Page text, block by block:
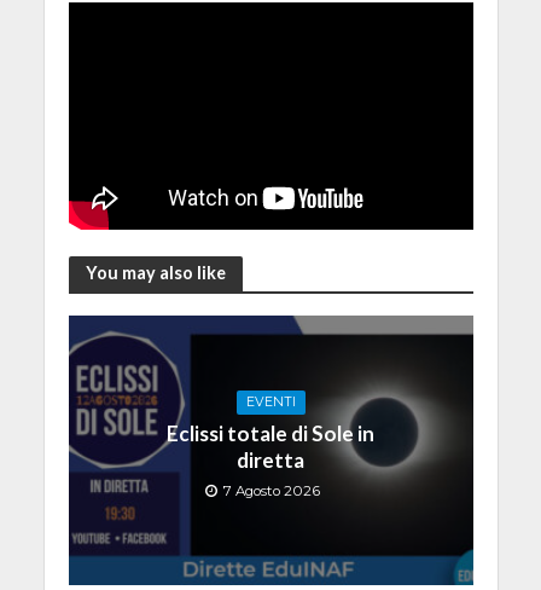
You may also like
EVENTI
Eclissi totale di Sole in
diretta
7 Agosto 2026